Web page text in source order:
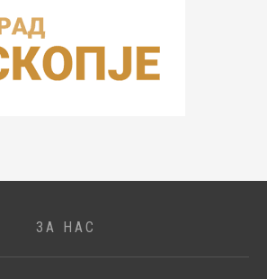
ЗА НАС